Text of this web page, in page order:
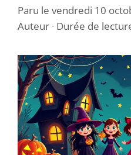
Paru le vendredi 10
Auteur · Durée de